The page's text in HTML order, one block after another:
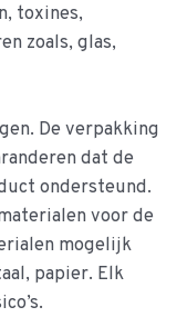
toxines,
zoals, glas,
De verpakking
dat de
ondersteund.
voor de
mogelijk
papier. Elk